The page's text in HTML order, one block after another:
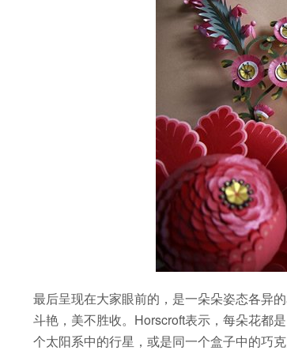
最后呈现在大家眼前的，是一朵朵姿态各异
斗艳，美不胜收。Horscroft表示，每朵花都
个太阳系中的行星，或是同一个盒子中的巧